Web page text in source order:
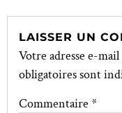
LAISSER UN
Votre adresse e-
obligatoires sont
Commentaire *